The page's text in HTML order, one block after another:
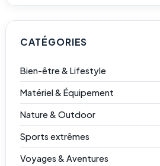
CATÉGORIES
Bien-être & Lifestyle
Matériel & Équipement
Nature & Outdoor
Sports extrêmes
Voyages & Aventures